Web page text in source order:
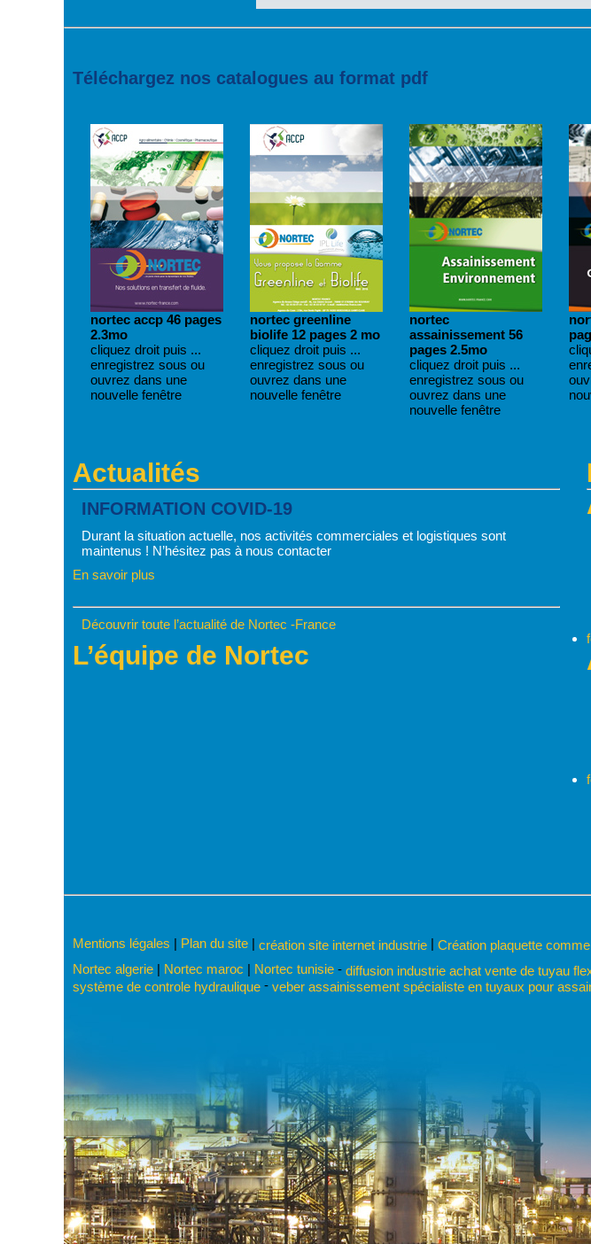
Téléchargez nos catalogues au format pdf
nortec accp 46 pages
2.3mo
cliquez droit puis ...
enregistrez sous ou
ouvrez dans une
nouvelle fenêtre
nortec greenline
biolife 12 pages 2 mo
cliquez droit puis ...
enregistrez sous ou
ouvrez dans une
nouvelle fenêtre
nortec
assainissement 56
pages 2.5mo
cliquez droit puis ...
enregistrez sous ou
ouvrez dans une
nouvelle fenêtre
Actualités
INFORMATION COVID-19
Durant la situation actuelle, nos activités commerciales et logistiques sont
maintenus ! N’hésitez pas à nous contacter
En savoir plus
Découvrir toute l’actualité de Nortec -France
L’équipe de Nortec
Mentions légales | Plan du site | création site internet industrie | Création plaquette
Nortec algerie | Nortec maroc | Nortec tunisie - diffusion industrie achat vente de tuyau
système de controle hydraulique - veber assainissement spécialiste en tuyaux pour